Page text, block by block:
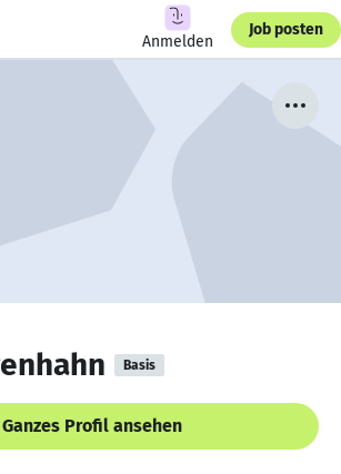
Anmelden
Job posten
Basis
Ganzes Profil ansehen